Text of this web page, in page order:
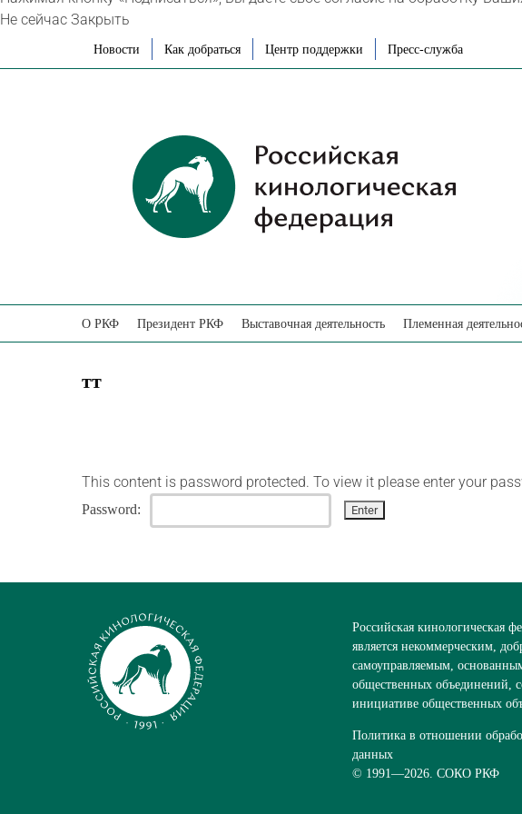
Не сейчас Закрыть
Новости Как добраться Центр поддержки Пресс-служба
О РКФ Президент РКФ Выставочная деятельность Племенная
тт
This content is password protected. To view it please enter your
Password:
Российская кинологическая
является некоммерческим,
самоуправляемым,
общественных объединений,
инициативе общественных
Политика в отношении
данных
© 1991—2026. СОКО РКФ